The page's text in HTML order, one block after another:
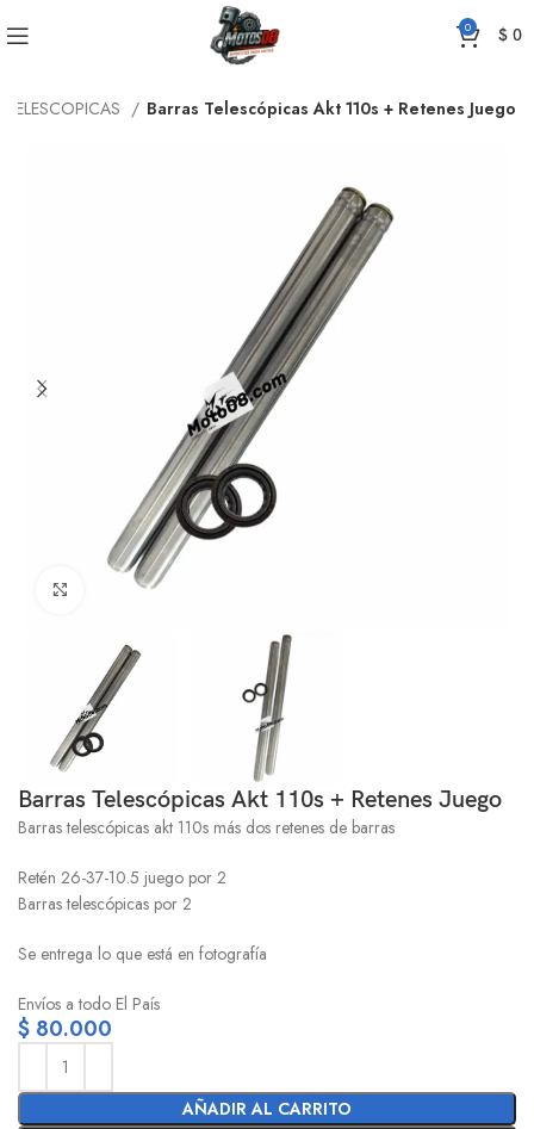
0 $0
TELESCOPICAS Barras Telescópicas Akt 110s + Retenes Juego
Click to enlarge
Barras Telescópicas Akt 110s + Retenes Juego
Barras telescópicas akt 110s más dos retenes de barras
Retén 26-37-10.5 juego por 2
Barras telescópicas por 2
Se entrega lo que está en fotografía
Envíos a todo El País
$ 80.000
AÑADIR AL CARRITO